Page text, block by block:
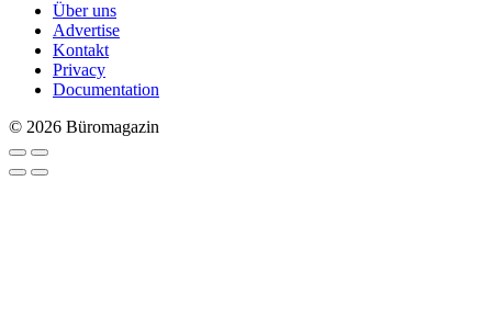
Über uns
Advertise
Kontakt
Privacy
Documentation
© 2026 Büromagazin